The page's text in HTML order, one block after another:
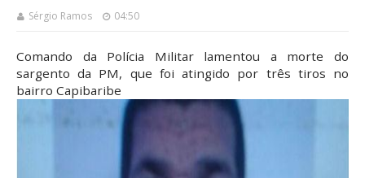
Sérgio Ramos 04:50
Comando da Polícia Militar lamentou a morte do
sargento da PM, que foi atingido por três tiros no
bairro Capibaribe